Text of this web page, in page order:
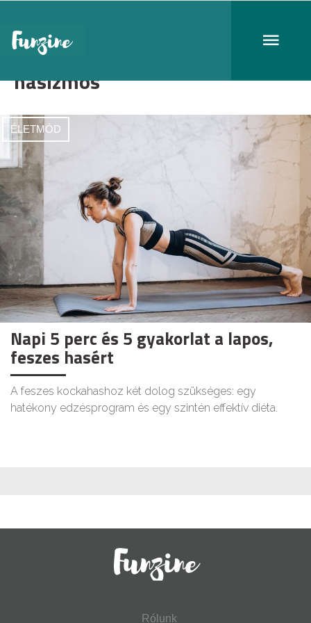
hasizmos
ÉLETMÓD
Napi 5 perc és 5 gyakorlat a lapos,
feszes hasért
A feszes kockahashoz két dolog szükséges: egy
hatékony edzésprogram és egy szintén effektív diéta.
Rólunk